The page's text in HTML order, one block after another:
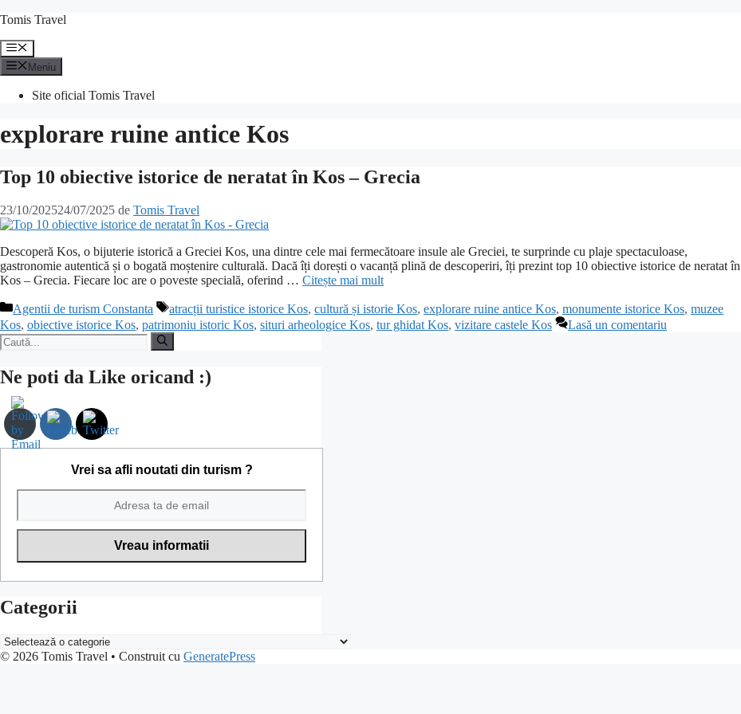
Sari
conținut
Tomis Travel
Meniu
Meniu
Site oficial Tomis Travel
explorare ruine antice Kos
Top 10 obiective istorice de neratat în Kos – Grecia
23/10/202524/07/2025 de Tomis Travel
Descoperă Kos, o bijuterie istorică a Greciei Kos, una dintre cele mai fermecătoare insule ale Greciei, te surprinde cu plaje spectaculoase,
gastronomie autentică și o bogată moștenire culturală. Dacă îți dorești o vacanță plină de descoperiri, îți prezint top 10 obiective istorice de neratat în
Kos – Grecia. Fiecare loc are o poveste specială, oferind … Citește mai mult
Categorii
Agentii de turism Constanta Etichete
atracții turistice istorice Kos, cultură și istorie Kos, explorare ruine antice Kos, monumente istorice Kos, muzee
Kos, obiective istorice Kos, patrimoniu istoric Kos, situri arheologice Kos, tur ghidat Kos, vizitare castele Kos
Lasă un comentariu
Caută
după:
Ne poti da Like oricand :)
Vrei sa afli noutati din turism ?
Categorii
Categorii
© 2026 Tomis Travel • Construit cu GeneratePress